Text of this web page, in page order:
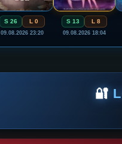
S 26 L 0
09.08.2026 23:20
S 13 L 8
09.08.2026 18:04
🔐